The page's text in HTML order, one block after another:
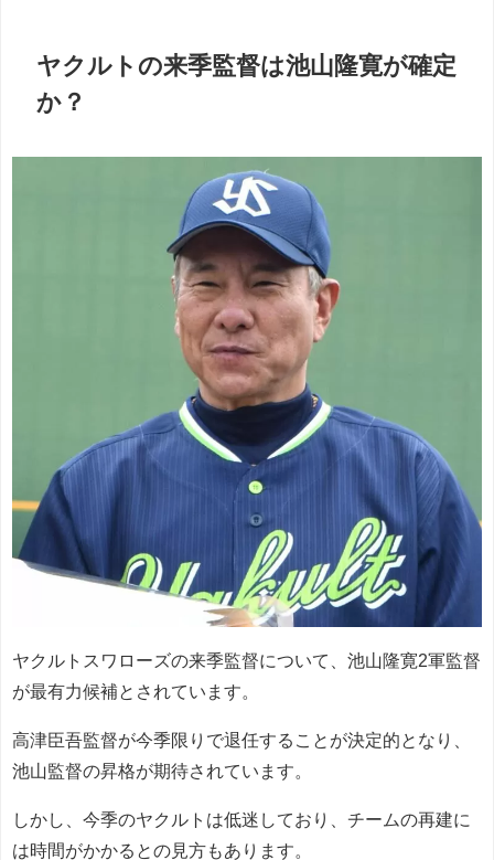
ヤクルトの来季監督は池山隆寛が確定
か？
ヤクルトスワローズの来季監督について、池山隆寛2軍監督
が最有力候補とされています。
高津臣吾監督が今季限りで退任することが決定的となり、
池山監督の昇格が期待されています。
しかし、今季のヤクルトは低迷しており、チームの再建に
は時間がかかるとの見方もあります。